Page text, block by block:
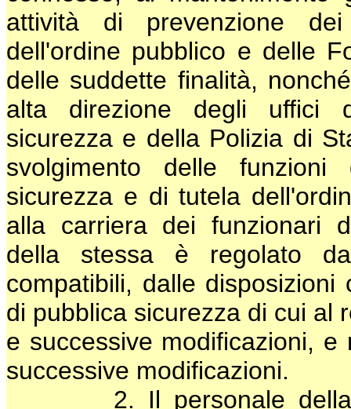
attività di prevenzione
dell'ordine pubblico e delle
delle suddette finalità,
alta direzione degli uffici
sicurezza e della Polizia di
svolgimento delle
sicurezza e di tutela
alla carriera dei funzionari
della stessa è regolato
compatibili, dalle
di pubblica sicurezza di cui al
e successive modificazioni,
successive modificazioni.
2. Il personale della